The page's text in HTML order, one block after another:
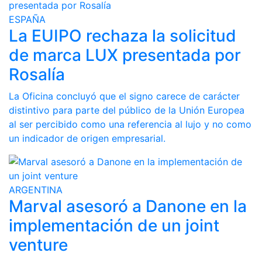
ESPAÑA
La EUIPO rechaza la solicitud
de marca LUX presentada por
Rosalía
La Oficina concluyó que el signo carece de carácter
distintivo para parte del público de la Unión Europea
al ser percibido como una referencia al lujo y no como
un indicador de origen empresarial.
ARGENTINA
Marval asesoró a Danone en la
implementación de un joint
venture